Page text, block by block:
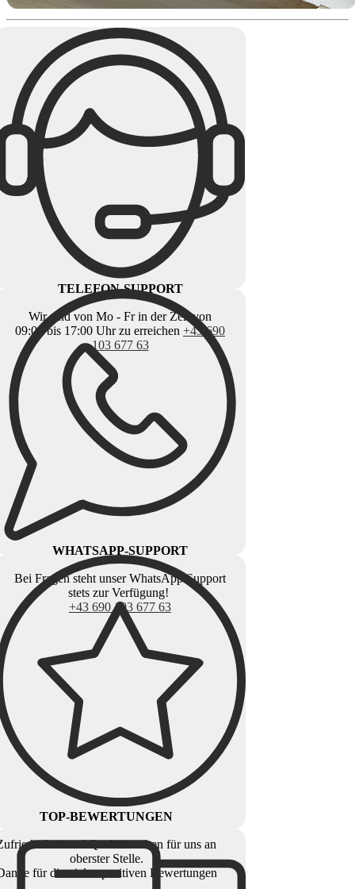
TELEFON-SUPPORT
Wir sind von Mo - Fr in der Zeit von
09:00 bis 17:00 Uhr zu erreichen +43 690
103 677 63
WHATSAPP-SUPPORT
Bei Fragen steht unser WhatsApp Support
stets zur Verfügung!
+43 690 103 677 63
TOP-BEWERTUNGEN
und Qualität stehen für uns an
oberster Stelle.
für die vielen positiven Bewertungen